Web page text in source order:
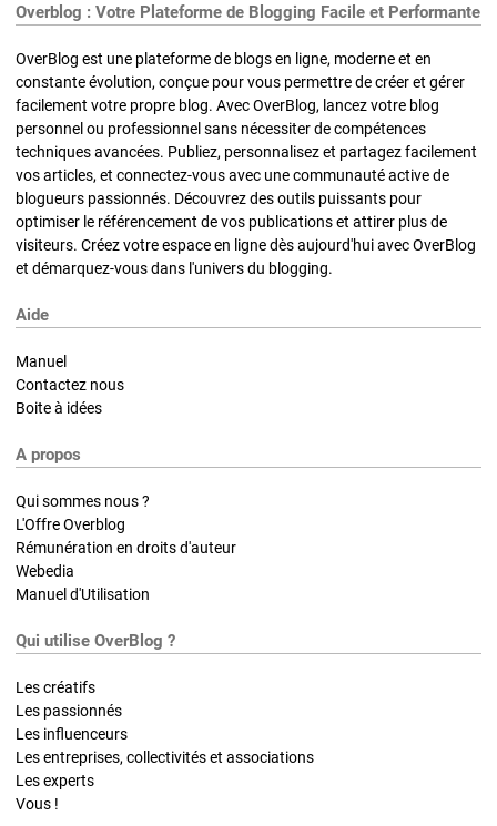
Overblog : Votre Plateforme de Blogging Facile et Performante
OverBlog est une plateforme de blogs en ligne, moderne et en
constante évolution, conçue pour vous permettre de créer et gérer
facilement votre propre blog. Avec OverBlog, lancez votre blog
personnel ou professionnel sans nécessiter de compétences
techniques avancées. Publiez, personnalisez et partagez facilement
vos articles, et connectez-vous avec une communauté active de
blogueurs passionnés. Découvrez des outils puissants pour
optimiser le référencement de vos publications et attirer plus de
visiteurs. Créez votre espace en ligne dès aujourd'hui avec OverBlog
et démarquez-vous dans l'univers du blogging.
Aide
Manuel
Contactez nous
Boite à idées
A propos
Qui sommes nous ?
L'Offre Overblog
Rémunération en droits d'auteur
Webedia
Manuel d'Utilisation
Qui utilise OverBlog ?
Les créatifs
Les passionnés
Les influenceurs
Les entreprises, collectivités et associations
Les experts
Vous !